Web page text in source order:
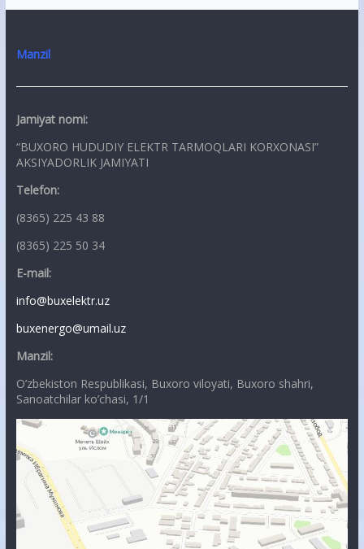
Manzil
Jamiyat nomi:
“BUXORO HUDUDIY ELEKTR TARMOQLARI KORXONASI”
AKSIYADORLIK JAMIYATI
Telefon:
(8365) 225 43 88
(8365) 225 50 34
E-mail:
info@buxelektr.uz
buxenergo@umail.uz
Manzil:
O’zbekiston Respublikasi, Buxoro viloyati, Buxoro shahri,
Sanoatchilar ko’chasi, 1/1